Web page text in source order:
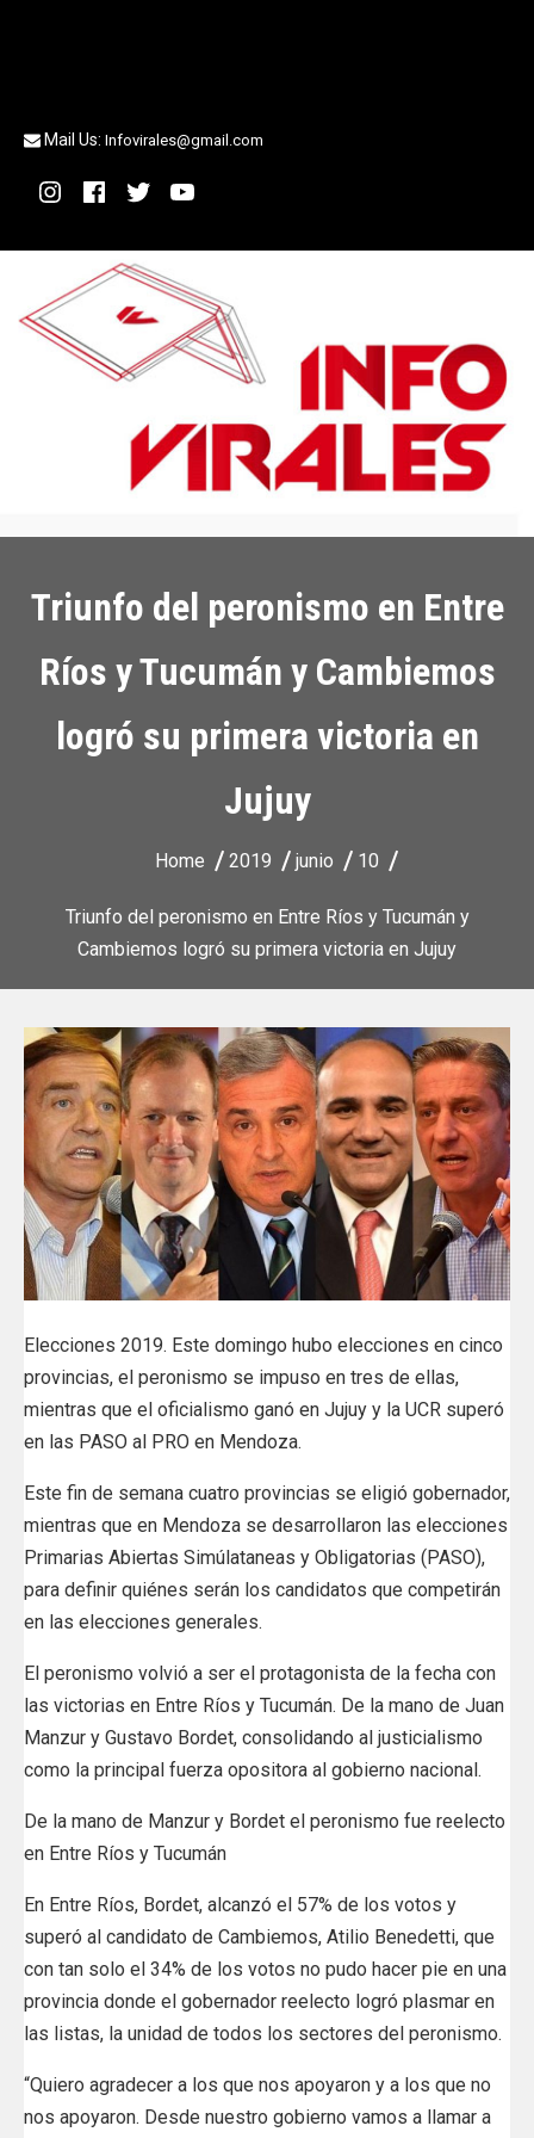
Mail Us: Infovirales@gmail.com
Triunfo del peronismo en Entre
Ríos y Tucumán y Cambiemos
logró su primera victoria en
Jujuy
Home 2019 junio 10
Triunfo del peronismo en Entre Ríos y Tucumán y
Cambiemos logró su primera victoria en Jujuy
Elecciones 2019. Este domingo hubo elecciones en cinco
provincias, el peronismo se impuso en tres de ellas,
mientras que el oficialismo ganó en Jujuy y la UCR superó
en las PASO al PRO en Mendoza.
Este fin de semana cuatro provincias se eligió gobernador,
mientras que en Mendoza se desarrollaron las elecciones
Primarias Abiertas Simúlataneas y Obligatorias (PASO),
para definir quiénes serán los candidatos que competirán
en las elecciones generales.
El peronismo volvió a ser el protagonista de la fecha con
las victorias en Entre Ríos y Tucumán. De la mano de Juan
Manzur y Gustavo Bordet, consolidando al justicialismo
como la principal fuerza opositora al gobierno nacional.
De la mano de Manzur y Bordet el peronismo fue reelecto
en Entre Ríos y Tucumán
En Entre Ríos, Bordet, alcanzó el 57% de los votos y
superó al candidato de Cambiemos, Atilio Benedetti, que
con tan solo el 34% de los votos no pudo hacer pie en una
provincia donde el gobernador reelecto logró plasmar en
las listas, la unidad de todos los sectores del peronismo.
“Quiero agradecer a los que nos apoyaron y a los que no
nos apoyaron. Desde nuestro gobierno vamos a llamar a